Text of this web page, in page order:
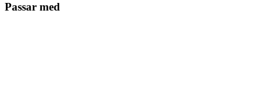
Passar med